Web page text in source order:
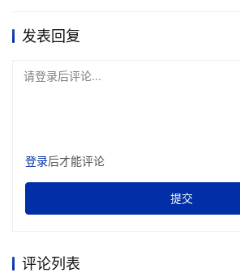
发表回复
请登录后评论...
登录后才能评论
提交
评论列表